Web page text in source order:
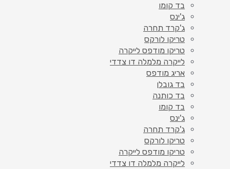
בד קומו
ג'ינס
ג'קרד תחרה
טריקו לורקס
טריקו מודפס לייקרה
לייקרה מלמלה דו צדדי
אריג מודפס
בד גובלן
בד כותנה
בד קומו
ג'ינס
ג'קרד תחרה
טריקו לורקס
טריקו מודפס לייקרה
לייקרה מלמלה דו צדדי